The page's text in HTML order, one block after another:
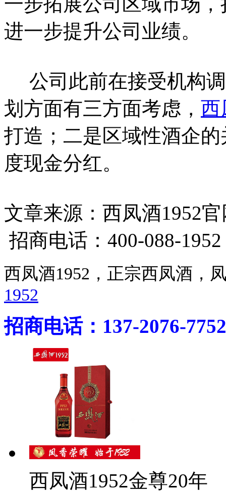
进一步提升公司业绩。
公司此前在接受机构
划方面有三方面考虑， 西
打造；二是区域性酒企
度现金分红。
文章来源：西凤酒1952
招商电话：400-088-1952
西凤酒1952，正宗西凤酒
1952
招商电话：137-2076-7752
西凤酒1952金尊20年